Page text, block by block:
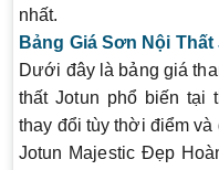
nhất.
Bảng Giá Sơn Nội
Dưới đây là bảng giá
thất Jotun phổ biến tại
thay đổi tùy thời điểm và
Jotun Majestic Đẹp